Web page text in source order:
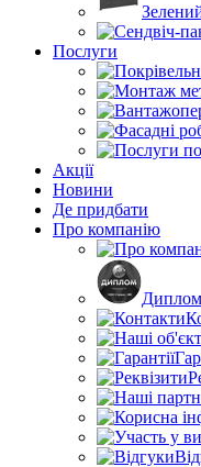
Послуги
Акції
Новини
Де придбати
Про компанію